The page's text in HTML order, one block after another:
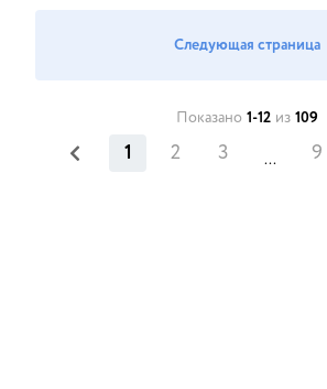
Следующая страница
Показано 1-12 из 109
1 2 3 ... 9